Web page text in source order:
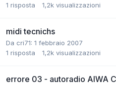
1 risposta 1,2k visualizzazioni
midi tecnichs
Da cri71: 1 febbraio 2007
1 risposta 1,2k visualizzazioni
errore 03 - autoradio AIWA